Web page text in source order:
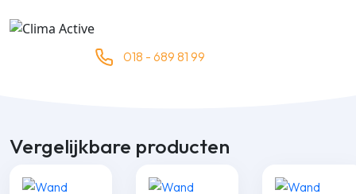
018 - 689 81 99
Vergelijkbare producten